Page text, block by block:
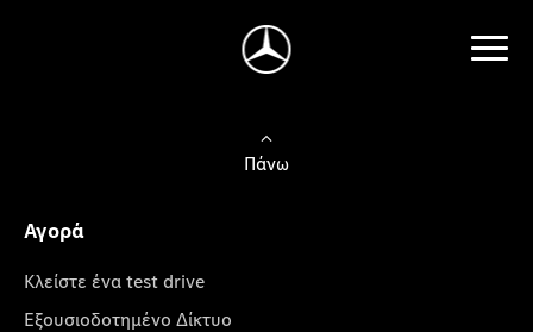
Πάνω
Αγορά
Κλείστε ένα test drive
Εξουσιοδοτημένο Δίκτυο